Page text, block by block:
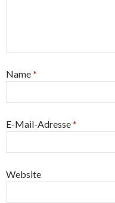
Name*
E-Mail-Adresse*
Website